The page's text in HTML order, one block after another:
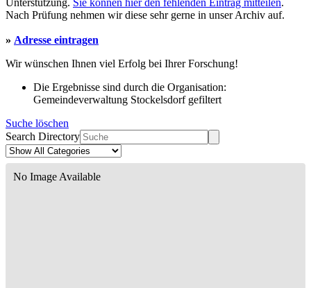
Unterstützung. Sie können hier den fehlenden Eintrag mitteilen.
Nach Prüfung nehmen wir diese sehr gerne in unser Archiv auf.
» Adresse eintragen
Wir wünschen Ihnen viel Erfolg bei Ihrer Forschung!
Die Ergebnisse sind durch die Organisation:
Gemeindeverwaltung Stockelsdorf gefiltert
Suche löschen
Search Directory
No Image Available